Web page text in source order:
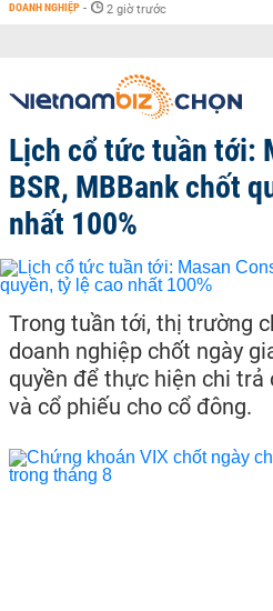
DOANH NGHIỆP - 2 giờ trước
Lịch cổ tức tuần tới:
BSR, MBBank chốt
nhất 100%
Trong tuần tới, thị trường
doanh nghiệp chốt ngày
quyền để thực hiện chi
và cổ phiếu cho cổ đông.